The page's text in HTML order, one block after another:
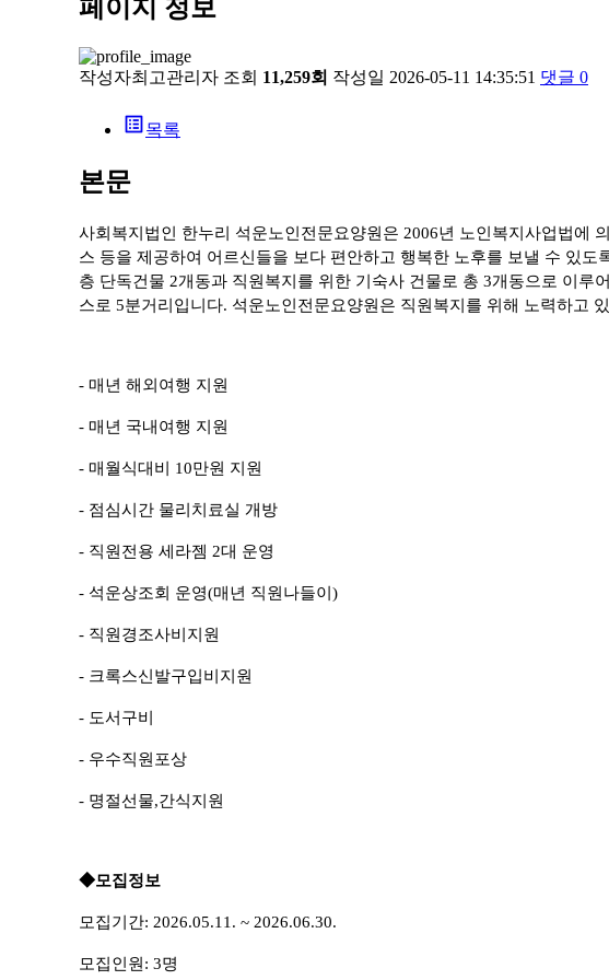
페이지 정보
작성자최고관리자 조회 11,259회 작성일 2026-05-11 14:35:51 댓글 0
list_alt목록
본문
사회복지법인 한누리 석운노인전문요양원은 2006년 노인복지사업법에
스 등을 제공하여 어르신들을 보다 편안하고 행복한 노후를 보낼 수 있도
층 단독건물 2개동과 직원복지를 위한 기숙사 건물로 총 3개동으로 이루
스로 5분거리입니다. 석운노인전문요양원은 직원복지를 위해 노력하고
- 매년 해외여행 지원
- 매년 국내여행 지원
- 매월식대비 10만원 지원
- 점심시간 물리치료실 개방
- 직원전용 세라젬 2대 운영
- 석운상조회 운영(매년 직원나들이)
- 직원경조사비지원
- 크록스신발구입비지원
- 도서구비
- 우수직원포상
- 명절선물,간식지원
◆모집정보
모집기간: 2026.05.11. ~ 2026.06.30.
모집인원: 3명